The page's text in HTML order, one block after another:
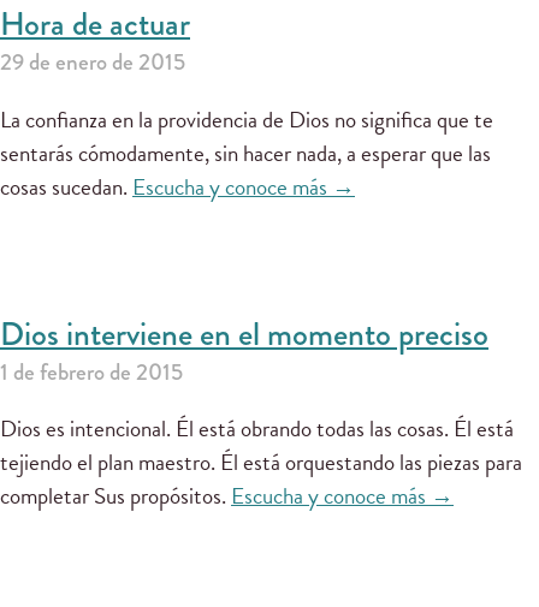
Hora de actuar
29 de enero de 2015
La confianza en la providencia de Dios no significa que te
sentarás cómodamente, sin hacer nada, a esperar que las
cosas sucedan. Escucha y conoce más →
Dios interviene en el momento preciso
1 de febrero de 2015
Dios es intencional. Él está obrando todas las cosas. Él está
tejiendo el plan maestro. Él está orquestando las piezas para
completar Sus propósitos.Escucha y conoce más →